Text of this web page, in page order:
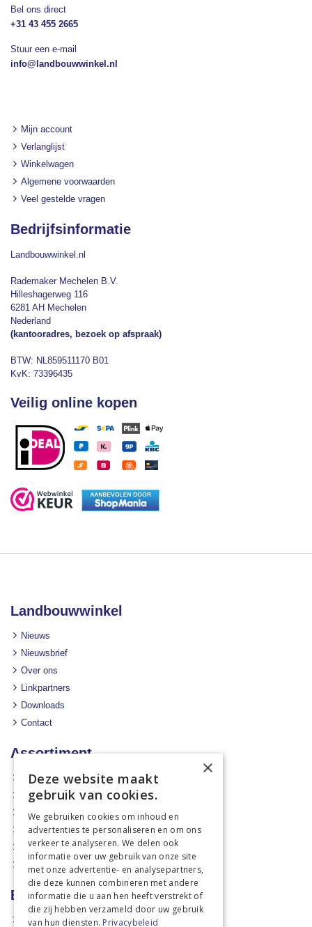
Bel ons direct
+31 43 455 2665
Stuur een e-mail
info@landbouwwinkel.nl
Mijn account
Verlanglijst
Winkelwagen
Algemene voorwaarden
Veel gestelde vragen
Bedrijfsinformatie
Landbouwwinkel.nl
Rademaker Mechelen B.V.
Hilleshagerweg 116
6281 AH Mechelen
Nederland
(kantooradres, bezoek op afspraak)
BTW: NL859511170 B01
KvK: 73396435
Veilig online kopen
Landbouwwinkel
Nieuws
Nieuwsbrief
Over ons
Linkpartners
Downloads
Contact
Assortiment
Aanbiedingen
Mechanisatie
Stal & Erf
Weidetechniek
Dierbenodigdheden
Actiefolders
Betalen en verzenden
Hoe bestellen?
×
Deze website maakt
gebruik van cookies.
We gebruiken cookies om inhoud en
advertenties te personaliseren en om ons
verkeer te analyseren. We delen ook
informatie over uw gebruik van onze site
met onze advertentie- en analysepartners,
die deze kunnen combineren met andere
informatie die u aan hen heeft verstrekt of
die zij hebben verzameld door uw gebruik
van hun diensten. Privacybeleid